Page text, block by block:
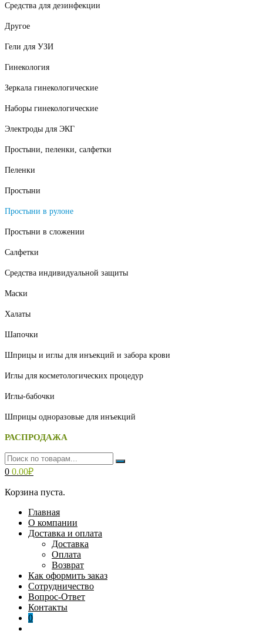
Средства для дезинфекции
Другое
Гели для УЗИ
Гинекология
Зеркала гинекологические
Наборы гинекологические
Электроды для ЭКГ
Простыни, пеленки, салфетки
Пеленки
Простыни
Простыни в рулоне
Простыни в сложении
Салфетки
Средства индивидуальной защиты
Маски
Халаты
Шапочки
Шприцы и иглы для инъекций и забора крови
Иглы для косметологических процедур
Иглы-бабочки
Шприцы одноразовые для инъекций
РАСПРОДАЖА
0 0.00₽
Корзина пуста.
Главная
О компании
Доставка и оплата
Доставка
Оплата
Возврат
Как оформить заказ
Сотрудничество
Вопрос-Ответ
Контакты
0